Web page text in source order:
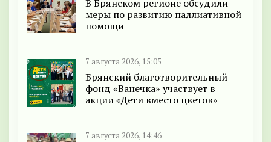
В Брянском регионе обсудили
меры по развитию паллиативной
помощи
7 августа 2026, 15:05
Брянский благотворительный
фонд «Ванечка» участвует в
акции «Дети вместо цветов»
7 августа 2026, 14:46